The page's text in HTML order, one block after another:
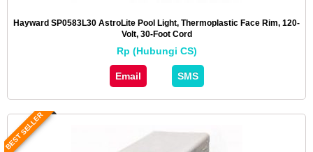
Hayward SP0583L30 AstroLite Pool Light, Thermoplastic Face Rim, 120-
Volt, 30-Foot Cord
Rp (Hubungi CS)
Email SMS
BEST SELLER